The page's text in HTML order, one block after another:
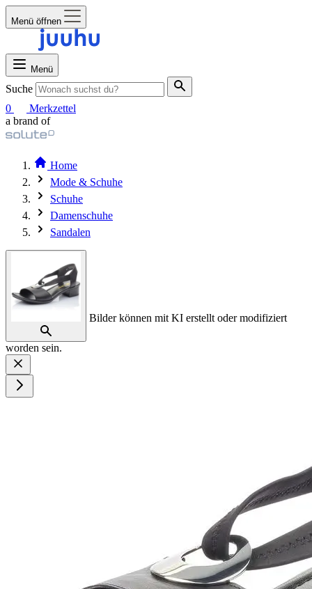
Menü öffnen
Menü
Suche
0
Merkzettel
a brand of
Home
Mode & Schuhe
Schuhe
Damenschuhe
Sandalen
Bilder können mit KI erstellt oder modifiziert
worden sein.